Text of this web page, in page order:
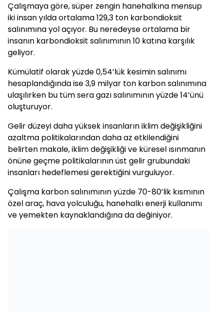
Çalışmaya göre, süper zengin hanehalkına mensup
iki insan yılda ortalama 129,3 ton karbondioksit
salınımına yol açıyor. Bu neredeyse ortalama bir
insanın karbondioksit salınımının 10 katına karşılık
geliyor.
Kümülatif olarak yüzde 0,54’lük kesimin salınımı
hesaplandığında ise 3,9 milyar ton karbon salınımına
ulaşılırken bu tüm sera gazı salınımının yüzde 14’ünü
oluşturuyor.
Gelir düzeyi daha yüksek insanların iklim değişikliğini
azaltma politikalarından daha az etkilendiğini
belirten makale, iklim değişikliği ve küresel ısınmanın
önüne geçme politikalarının üst gelir grubundaki
insanları hedeflemesi gerektiğini vurguluyor.
Çalışma karbon salınımının yüzde 70-80’lik kısmının
özel araç, hava yolculuğu, hanehalkı enerji kullanımı
ve yemekten kaynaklandığına da değiniyor.